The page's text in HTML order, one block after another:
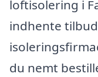
loftisolering i
indhente
du nemt